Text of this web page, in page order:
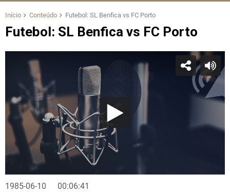
Início Conteúdo Futebol: SL Benfica vs FC Porto
Futebol: SL Benfica vs FC Porto
1985-06-10 00:06:41